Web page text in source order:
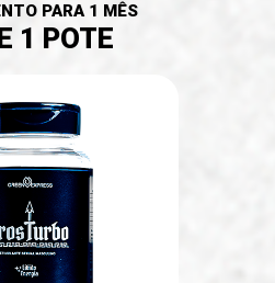
PARA 1 MÊS
1 POTE